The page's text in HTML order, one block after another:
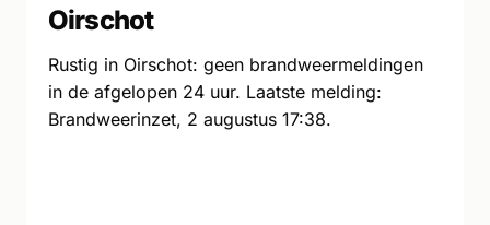
Oirschot
Rustig in Oirschot: geen brandweermeldingen
in de afgelopen 24 uur. Laatste melding:
Brandweerinzet, 2 augustus 17:38.